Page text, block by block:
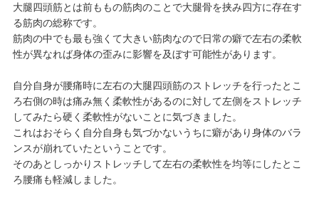
大腿四頭筋とは前ももの筋肉のことで大腿骨を挟み四方に存在す
る筋肉の総称です。
筋肉の中でも最も強くて大きい筋肉なので日常の癖で左右の柔軟
性が異なれば身体の歪みに影響を及ぼす可能性があります。
自分自身が腰痛時に左右の大腿四頭筋のストレッチを行ったとこ
ろ右側の時は痛み無く柔軟性があるのに対して左側をストレッチ
してみたら硬く柔軟性がないことに気づきました。
これはおそらく自分自身も気づかないうちに癖があり身体のバラ
ンスが崩れていたということです。
そのあとしっかりストレッチして左右の柔軟性を均等にしたとこ
ろ腰痛も軽減しました。